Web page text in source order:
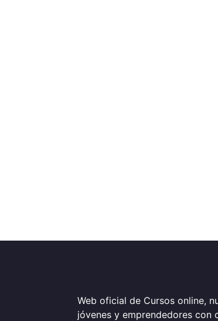
Web oficial de Cursos online,
jóvenes y emprendedores con